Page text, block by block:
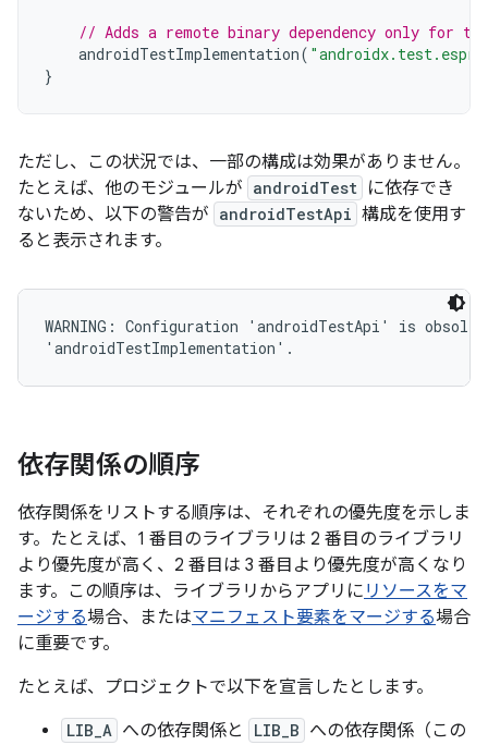
// Adds a remote binary dependency only for
androidTestImplementation(
}
ただし、この状況では、一部の構成は効果がありません。
たとえば、他のモジュールが androidTest に依存でき
ないため、以下の警告が androidTestApi 構成を使用す
ると表示されます。
WARNING: Configuration 'androidTestApi' is
依存関係の順序
依存関係をリストする順序は、それぞれの優先度を示しま
す。たとえば、1 番目のライブラリは 2 番目のライブラリ
より優先度が高く、2 番目は 3 番目より優先度が高くなり
ます。この順序は、ライブラリからアプリに リソースをマ
ージする場合、またはマニフェスト要素をマージする場合
に重要です。
たとえば、プロジェクトで以下を宣言したとします。
LIB_A への依存関係と LIB_B への依存関係（この